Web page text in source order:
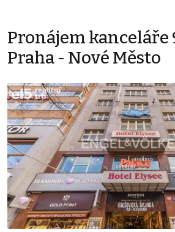
Pronájem kanceláře
Praha - Nové Město